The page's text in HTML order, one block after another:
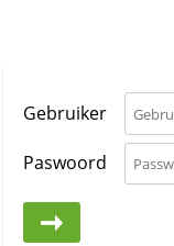
Gebruiker
Paswoord